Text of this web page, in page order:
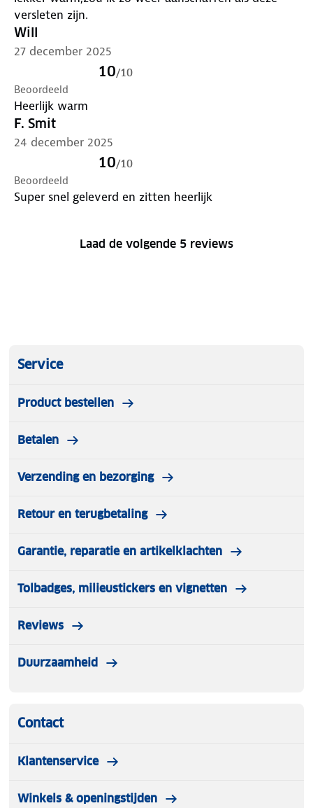
versleten zijn.
Will
27 december 2025
10/10
Beoordeeld
Heerlijk warm
F. Smit
24 december 2025
10/10
Beoordeeld
Super snel geleverd en zitten heerlijk
Laad de volgende 5 reviews
Service
Product bestellen
Betalen
Verzending en bezorging
Retour en terugbetaling
Garantie, reparatie en artikelklachten
Tolbadges, milieustickers en vignetten
Reviews
Duurzaamheid
Contact
Klantenservice
Winkels & openingstijden